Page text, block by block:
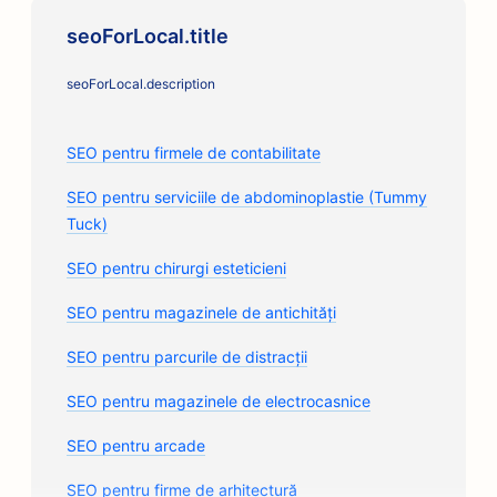
seoForLocal.title
seoForLocal.description
SEO pentru firmele de contabilitate
SEO pentru serviciile de abdominoplastie (Tummy
Tuck)
SEO pentru chirurgi esteticieni
SEO pentru magazinele de antichități
SEO pentru parcurile de distracții
SEO pentru magazinele de electrocasnice
SEO pentru arcade
SEO pentru firme de arhitectură